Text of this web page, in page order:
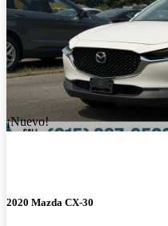
¡Nuevo!
2020 Mazda CX-30